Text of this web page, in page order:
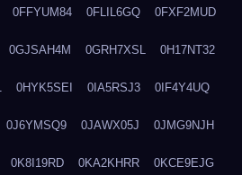
0FFYUM84 0FLIL6GQ 0FXF2MUD
0GJSAH4M 0GRH7XSL 0H17NT32
0HYK5SEI 0IA5RSJ3 0IF4Y4UQ
0J6YMSQ9 0JAWX05J 0JMG9NJH
0K8I19RD 0KA2KHRR 0KCE9EJG